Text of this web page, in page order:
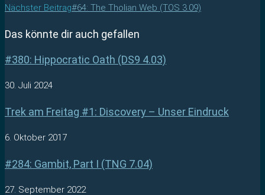
Nächster Beitrag#64: The Tholian Web (TOS 3.09)
Das könnte dir auch gefallen
#380: Hippocratic Oath (DS9 4.03)
30. Juli 2024
Trek am Freitag #1: Discovery – Unser Eindruck
6. Oktober 2017
#284: Gambit, Part I (TNG 7.04)
27. September 2022